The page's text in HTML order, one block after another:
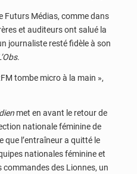
Futurs Médias, comme dans
et auditeurs ont salué la
journaliste resté fidèle à son
.
tombe micro à la main »,
met en avant le retour de
nationale féminine de
que l’entraîneur a quitté le
nationales féminine et
commandes des Lionnes, un